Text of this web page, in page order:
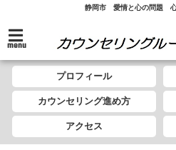
静岡市 愛情と心の問題 心
menu
プロフィール
カウンセリング進め方
アクセス